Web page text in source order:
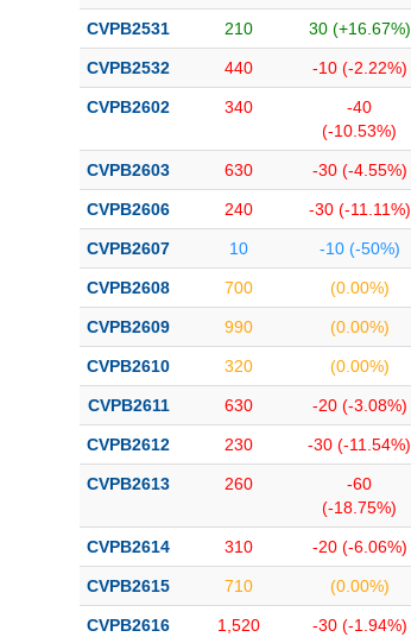
CVPB2531 210 30 (+16.67%)
CVPB2532 440 -10 (-2.22%)
CVPB2602 340
-40
(-10.53%)
CVPB2603 630 -30 (-4.55%)
CVPB2606 240 -30 (-11.11%)
CVPB2607 10 -10 (-50%)
CVPB2608 700 (0.00%)
CVPB2609 990 (0.00%)
CVPB2610 320 (0.00%)
CVPB2611 630 -20 (-3.08%)
CVPB2612 230 -30 (-11.54%)
CVPB2613 260
-60
(-18.75%)
CVPB2614 310 -20 (-6.06%)
CVPB2615 710 (0.00%)
CVPB2616 1,520 -30 (-1.94%)
Cổ phiếu Chỉ số Chứng chỉ quỹ
Lãnh đạo(-)
Người liên quan
Tin tức(-)
Bài viết của tác giả(-)
Báo cáo phân tích (-)
Thuật ngữ(-)
Dịch vụ(-)
Đào tạo
Sách tài chính
Công cụ đầu tư